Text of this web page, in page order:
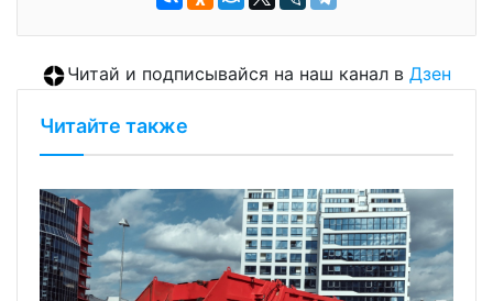
Читай и подписывайся на наш канал в Дзен
Читайте также